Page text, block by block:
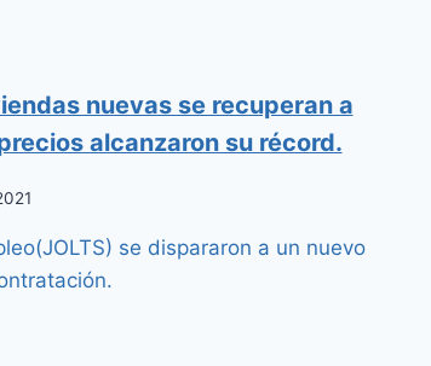
nuevas se recuperan a
alcanzaron su récord.